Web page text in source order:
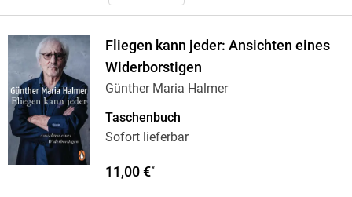
Fliegen kann jeder: Ansichten eines
Widerborstigen
Günther Maria Halmer
Taschenbuch
Sofort lieferbar
11,00 €*